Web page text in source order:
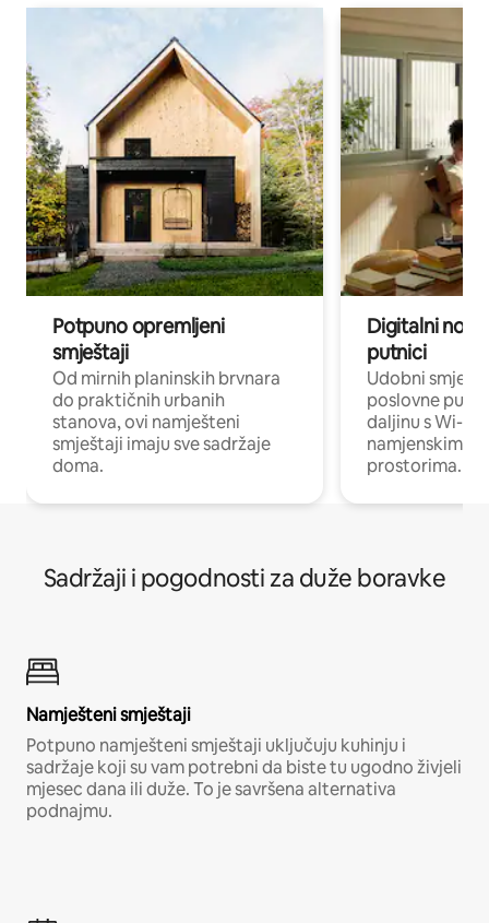
Potpuno opremljeni
smještaji
Od mirnih planinskih brvnara
do praktičnih urbanih
stanova, ovi namješteni
smještaji imaju sve sadržaje
doma.
Digitalni
putnici
Udobni
poslovne
daljinu s Wi-Fi
namjenskim
prostorima.
Sadržaji i pogodnosti za duže boravke
Namješteni smještaji
Potpuno namješteni smještaji uključuju kuhinju i
sadržaje koji su vam potrebni da biste tu ugodno živjeli
mjesec dana ili duže. To je savršena alternativa
podnajmu.